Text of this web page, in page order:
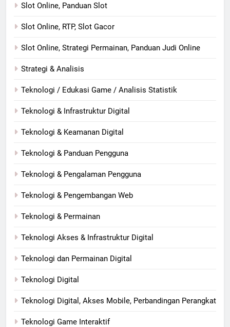
Slot Online, Panduan Slot
Slot Online, RTP, Slot Gacor
Slot Online, Strategi Permainan, Panduan Judi Online
Strategi & Analisis
Teknologi / Edukasi Game / Analisis Statistik
Teknologi & Infrastruktur Digital
Teknologi & Keamanan Digital
Teknologi & Panduan Pengguna
Teknologi & Pengalaman Pengguna
Teknologi & Pengembangan Web
Teknologi & Permainan
Teknologi Akses & Infrastruktur Digital
Teknologi dan Permainan Digital
Teknologi Digital
Teknologi Digital, Akses Mobile, Perbandingan Perangkat
Teknologi Game Interaktif